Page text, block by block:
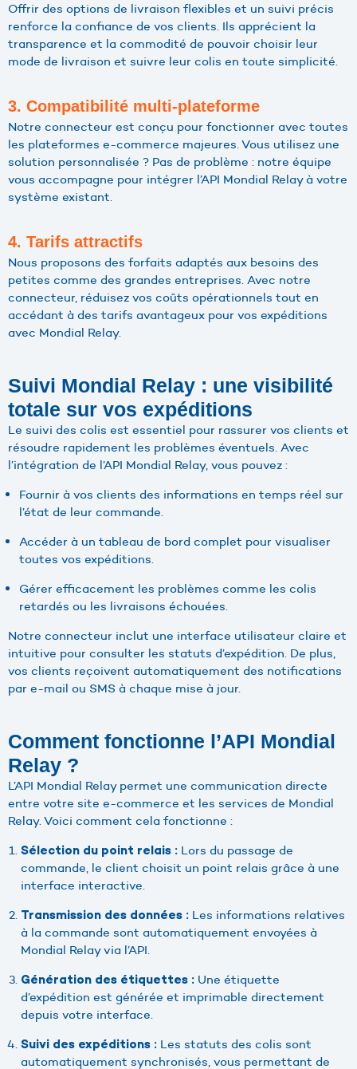
Offrir des options de livraison flexibles et un suivi précis
renforce la confiance de vos clients. Ils apprécient la
transparence et la commodité de pouvoir choisir leur
mode de livraison et suivre leur colis en toute simplicité.
3. Compatibilité multi-plateforme
Notre connecteur est conçu pour fonctionner avec toutes
les plateformes e-commerce majeures. Vous utilisez une
solution personnalisée ? Pas de problème : notre équipe
vous accompagne pour intégrer l’API Mondial Relay à votre
système existant.
4. Tarifs attractifs
Nous proposons des forfaits adaptés aux besoins des
petites comme des grandes entreprises. Avec notre
connecteur, réduisez vos coûts opérationnels tout en
accédant à des tarifs avantageux pour vos expéditions
avec Mondial Relay.
Suivi Mondial Relay : une visibilité
totale sur vos expéditions
Le suivi des colis est essentiel pour rassurer vos clients et
résoudre rapidement les problèmes éventuels. Avec
l’intégration de l’API Mondial Relay, vous pouvez :
Fournir à vos clients des informations en temps réel sur
l’état de leur commande.
Accéder à un tableau de bord complet pour visualiser
toutes vos expéditions.
Gérer efficacement les problèmes comme les colis
retardés ou les livraisons échouées.
Notre connecteur inclut une interface utilisateur claire et
intuitive pour consulter les statuts d’expédition. De plus,
vos clients reçoivent automatiquement des notifications
par e-mail ou SMS à chaque mise à jour.
Comment fonctionne l’API Mondial
Relay ?
L’API Mondial Relay permet une communication directe
entre votre site e-commerce et les services de Mondial
Relay. Voici comment cela fonctionne :
Sélection du point relais : Lors du passage de
commande, le client choisit un point relais grâce à une
interface interactive.
Transmission des données : Les informations relatives
à la commande sont automatiquement envoyées à
Mondial Relay via l’API.
Génération des étiquettes : Une étiquette
d’expédition est générée et imprimable directement
depuis votre interface.
Suivi des expéditions : Les statuts des colis sont
automatiquement synchronisés, vous permettant de